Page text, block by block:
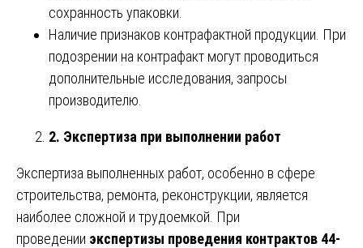
сохранность упаковки.
Наличие признаков контрафактной продукции. При
подозрении на контрафакт могут проводиться
дополнительные исследования, запросы
производителю.
2. Экспертиза при выполнении работ
Экспертиза выполненных работ, особенно в сфере
строительства, ремонта, реконструкции, является
наиболее сложной и трудоемкой. При
проведении экспертизы проведения контрактов 44-